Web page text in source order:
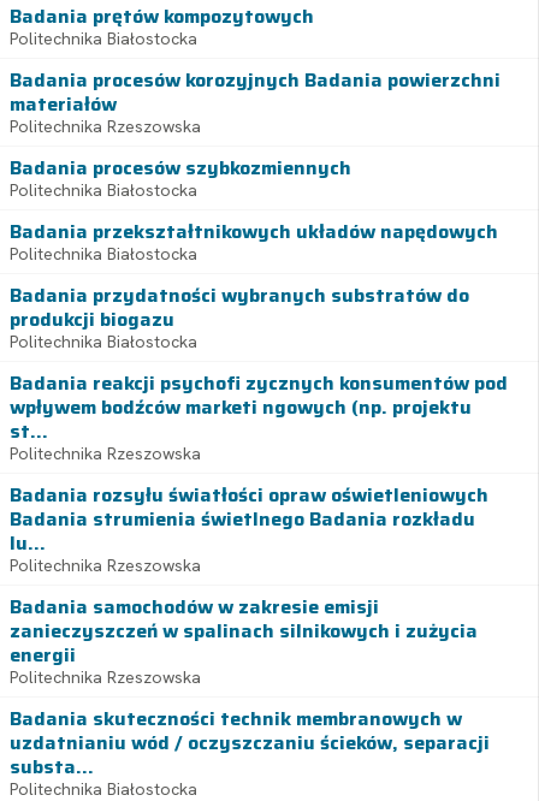
Badania prętów kompozytowych
Politechnika Białostocka
Badania procesów korozyjnych Badania powierzchni
materiałów
Politechnika Rzeszowska
Badania procesów szybkozmiennych
Politechnika Białostocka
Badania przekształtnikowych układów napędowych
Politechnika Białostocka
Badania przydatności wybranych substratów do
produkcji biogazu
Politechnika Białostocka
Badania reakcji psychofi zycznych konsumentów pod
wpływem bodźców marketi ngowych (np. projektu
st...
Politechnika Rzeszowska
Badania rozsyłu światłości opraw oświetleniowych
Badania strumienia świetlnego Badania rozkładu
lu...
Politechnika Rzeszowska
Badania samochodów w zakresie emisji
zanieczyszczeń w spalinach silnikowych i zużycia
energii
Politechnika Rzeszowska
Badania skuteczności technik membranowych w
uzdatnianiu wód / oczyszczaniu ścieków, separacji
substa...
Politechnika Białostocka